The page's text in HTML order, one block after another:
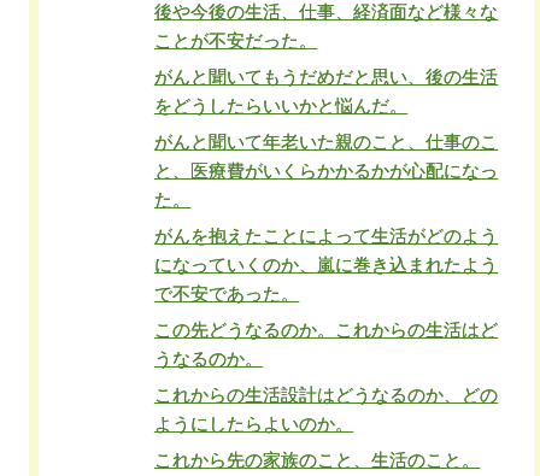
後や今後の生活、仕事、経済面など様々な
ことが不安だった。
がんと聞いてもうだめだと思い、後の生活
をどうしたらいいかと悩んだ。
がんと聞いて年老いた親のこと、仕事のこ
と、医療費がいくらかかるかが心配になっ
た。
がんを抱えたことによって生活がどのよう
になっていくのか、嵐に巻き込まれたよう
で不安であった。
この先どうなるのか。これからの生活はど
うなるのか。
これからの生活設計はどうなるのか、どの
ようにしたらよいのか。
これから先の家族のこと、生活のこと。